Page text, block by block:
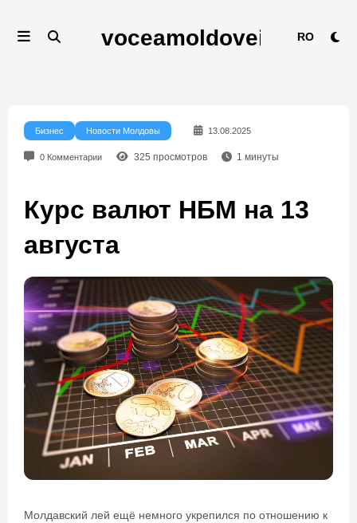
содержимому
RO
Бизнес Новости Молдовы 13.08.2025
0 Комментарии 325 просмотров 1 минуты
Курс валют НБМ на 13
августа
Молдавский лей ещё немного укрепился по отношению к